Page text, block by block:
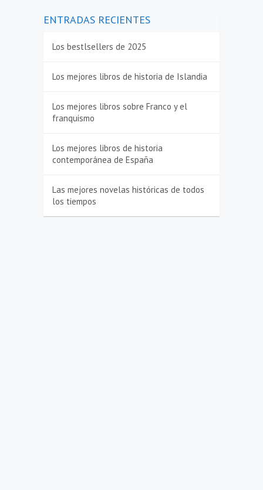
ENTRADAS RECIENTES
Los bestlsellers de 2025
Los mejores libros de historia de Islandia
Los mejores libros sobre Franco y el
franquismo
Los mejores libros de historia
contemporánea de España
Las mejores novelas históricas de todos
los tiempos